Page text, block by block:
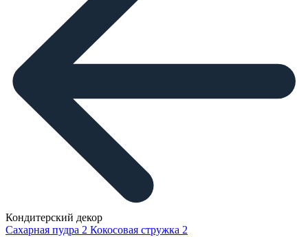
Кондитерский декор
Сахарная пудра 2 Кокосовая стружка 2